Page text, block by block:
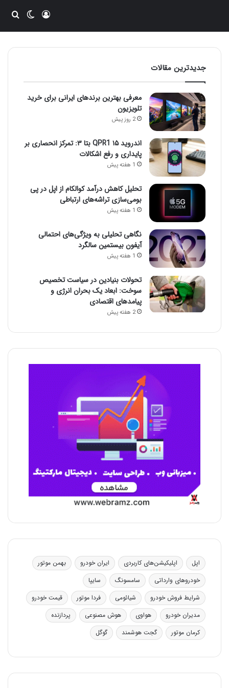
ورودتغییر
جدیدترین مقالات
معرفی بهترین برندهای ایرانی برای خرید
تلویزیون
2 روز پیش
اندروید ۱۵ QPR1 بتا ۳: تمرکز انحصاری بر
پایداری و رفع اشکالات
1 هفته پیش
تحلیل کاهش درآمد کوالکام از اپل در پی
بومی‌سازی تراشه‌های ارتباطی
1 هفته پیش
نگاهی تحلیلی به ویژگی‌های احتمالی
آیفون بیستمین سالگرد
1 هفته پیش
تحولات بنیادین در سیاست تخصیص
سوخت: ابعاد یک بحران انرژی و
پیامدهای اقتصادی
2 هفته پیش
اپل اپلیکیشن‌های کاربردی ایران خودرو
بهمن موتور
خودروهای وارداتی
سامسونگ
سایپا
شرایط فروش خودرو
شیائومی فردا موتور
قیمت خودرو
مدیران خودرو
هواوی هوش مصنوعی
پردازنده
کرمان موتور
گجت هوشمند گوگل